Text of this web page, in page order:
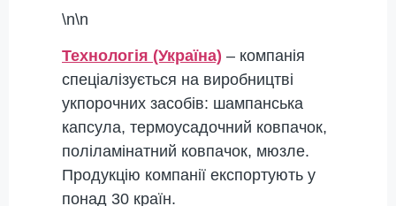
\n\n
Технологія (Україна) – компанія
спеціалізується на виробництві
укпорочних засобів: шампанська
капсула, термоусадочний ковпачок,
поліламінатний ковпачок, мюзле.
Продукцію компанії експортують у
понад 30 країн.